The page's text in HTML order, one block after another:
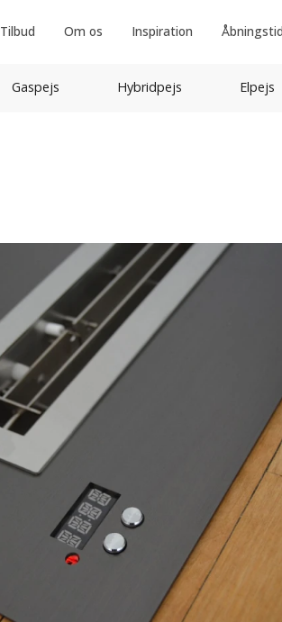
Tilbud Om os Inspiration
Gaspejs Hybridpejs Elpejs